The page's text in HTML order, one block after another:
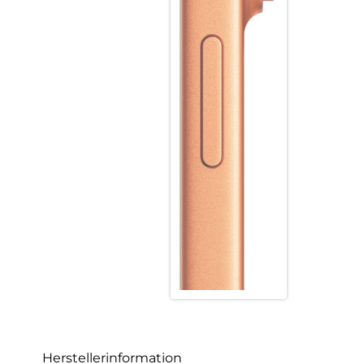
Herstellerinformation